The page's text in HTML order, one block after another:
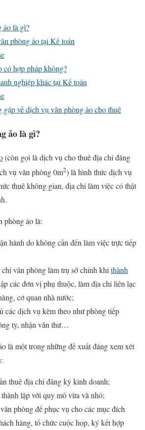
ảo là gì?
phòng ảo tại Kế toán
có hợp pháp không?
nghiệp khác tại Kế toán
gặp về dịch vụ văn phòng ảo cho thuê
ảo là gì?
(còn gọi là dịch vụ cho thuê địa chỉ đăng
vụ văn phòng 0m2) là hình thức dịch vụ
thuê không gian, địa chỉ làm việc có thật
phòng ảo là:
hành do không cần đến làm việc trực tiếp
văn phòng làm trụ sở chính khi thành
các đơn vị phụ thuộc, làm địa chỉ liên lạc
cơ quan nhà nước;
các dịch vụ kèm theo như phòng tiếp
ty, nhận văn thư…
là một trong những đề xuất đáng xem xét
thuê địa chỉ đăng ký kinh doanh;
lập với quy mô vừa và nhỏ;
phòng để phục vụ cho các mục đích
hàng, tổ chức cuộc họp, ký kết hợp